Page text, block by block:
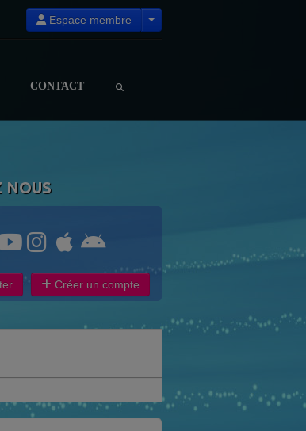
Espace membre
CONTACT
NOUS
Créer un compte